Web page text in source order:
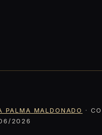
PALMA MALDONADO
·
2026